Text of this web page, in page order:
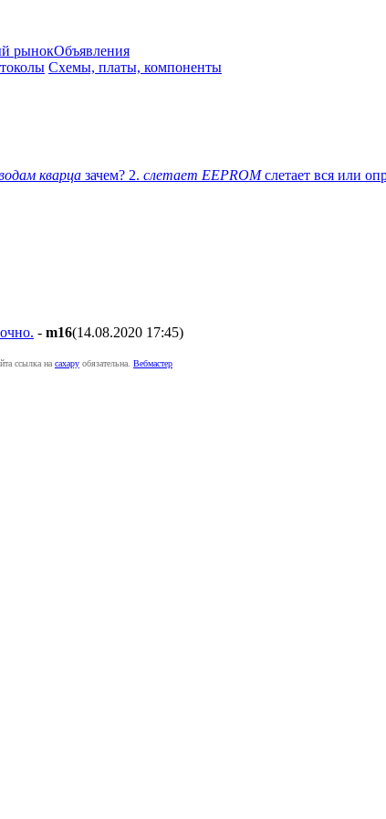
рынокОбъявления
Схемы, платы, компоненты
кварца зачем? 2. слетает EEPROMслетает вся или
- m16(14.08.2020 17:45)
ссылка на caxapу обязательна. Вебмастер